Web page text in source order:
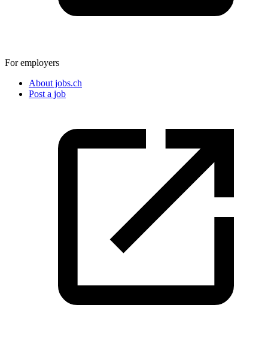
For employers
About jobs.ch
Post a job